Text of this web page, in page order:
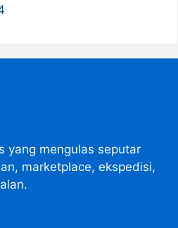
yang mengulas seputar
marketplace, ekspedisi,